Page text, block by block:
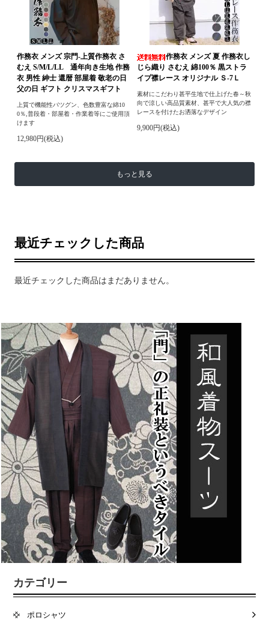
作務衣 メンズ 宗門-上質作務衣 さ
むえ S/M/L/LL 通年向き生地 作務
衣 男性 紳士 還暦 部屋着 敬老の日
父の日 ギフト クリスマスギフト
上質で機能性バツグン、色数豊富な綿10
0％,普段着・部屋着・作業着等にご使用頂
けます
12,980円(税込)
作務衣 メンズ 夏 作務衣し
じら織り さむえ 綿100％ 黒ストラ
イプ襟レース オリジナル Ｓ-7Ｌ
素材にこだわり甚平生地で仕上げた春～秋
向で涼しい高品質素材、甚平で大人気の襟
レースを付けたお洒落なデザイン
9,900円(税込)
もっと見る
最近チェックした商品
最近チェックした商品はまだありません。
カテゴリー
ポロシャツ